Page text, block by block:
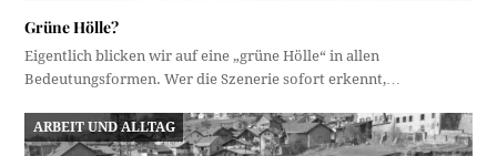
Grüne Hölle?
Eigentlich blicken wir auf eine „grüne Hölle“ in allen
Bedeutungsformen. Wer die Szenerie sofort erkennt,…
ARBEIT UND ALLTAG